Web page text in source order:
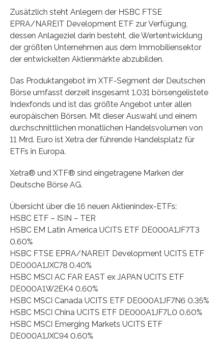
Zusätzlich steht Anlegern der HSBC FTSE
EPRA/NAREIT Development ETF zur Verfügung,
dessen Anlageziel darin besteht, die Wertentwicklung
der größten Unternehmen aus dem Immobiliensektor
der entwickelten Aktienmärkte abzubilden.
Das Produktangebot im XTF-Segment der Deutschen
Börse umfasst derzeit insgesamt 1.031 börsengelistete
Indexfonds und ist das größte Angebot unter allen
europäischen Börsen. Mit dieser Auswahl und einem
durchschnittlichen monatlichen Handelsvolumen von
11 Mrd. Euro ist Xetra der führende Handelsplatz für
ETFs in Europa.
Xetra® und XTF® sind eingetragene Marken der
Deutsche Börse AG.
Übersicht über die 16 neuen Aktienindex-ETFs:
HSBC ETF – ISIN – TER
HSBC EM Latin America UCITS ETF DE000A1JF7T3
0.60%
HSBC FTSE EPRA/NAREIT Development UCITS ETF
DE000A1JXC78 0.40%
HSBC MSCI AC FAR EAST ex JAPAN UCITS ETF
DE000A1W2EK4 0.60%
HSBC MSCI Canada UCITS ETF DE000A1JF7N6 0.35%
HSBC MSCI China UCITS ETF DE000A1JF7L0 0.60%
HSBC MSCI Emerging Markets UCITS ETF
DE000A1JXC94 0.60%